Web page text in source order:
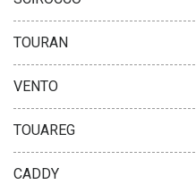
TOURAN
VENTO
TOUAREG
CADDY